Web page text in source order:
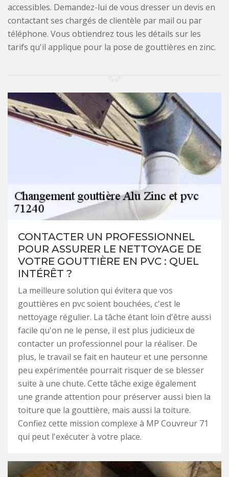
accessibles. Demandez-lui de vous dresser un devis en
contactant ses chargés de clientèle par mail ou par
téléphone. Vous obtiendrez tous les détails sur les
tarifs qu'il applique pour la pose de gouttières en zinc.
CONTACTER UN PROFESSIONNEL
POUR ASSURER LE NETTOYAGE DE
VOTRE GOUTTIÈRE EN PVC : QUEL
INTÉRÊT ?
La meilleure solution qui évitera que vos
gouttières en pvc soient bouchées, c'est le
nettoyage régulier. La tâche étant loin d'être aussi
facile qu'on ne le pense, il est plus judicieux de
contacter un professionnel pour la réaliser. De
plus, le travail se fait en hauteur et une personne
peu expérimentée pourrait risquer de se blesser
suite à une chute. Cette tâche exige également
une grande attention pour préserver aussi bien la
toiture que la gouttière, mais aussi la toiture.
Confiez cette mission complexe à MP Couvreur 71
qui peut l'exécuter à votre place.